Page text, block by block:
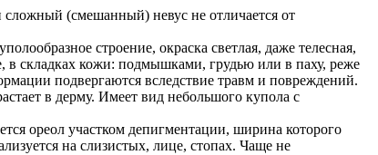
(смешанный) невус не отличается от
строение, окраска светлая, даже телесная,
в складках кожи: подмышками, грудью или в паху, реже
подвергаются вследствие травм и повреждений.
в дерму. Имеет вид небольшого купола с
ореол участком депигментации, ширина которого
на слизистых, лице, стопах. Чаще не